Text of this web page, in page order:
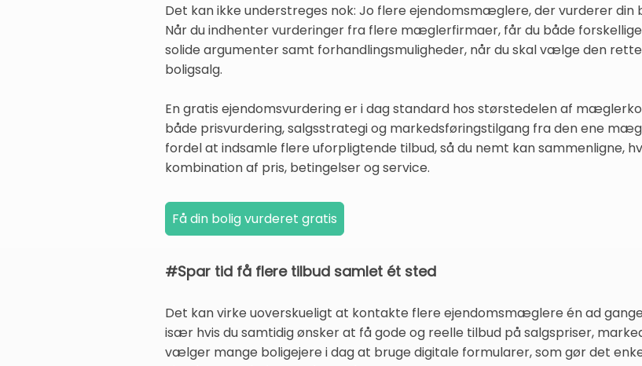
Det kan ikke understreges nok: Jo flere ejendomsmæglere, der vurderer
Når du indhenter vurderinger fra flere mæglerfirmaer, får du både
solide argumenter samt forhandlingsmuligheder, når du skal vælge den
boligsalg.
En gratis ejendomsvurdering er i dag standard hos størstedelen af
både prisvurdering, salgsstrategi og markedsføringstilgang fra den ene
fordel at indsamle flere uforpligtende tilbud, så du nemt kan sammenligne,
kombination af pris, betingelser og service.
#Spar tid få flere tilbud samlet ét sted
Det kan virke uoverskueligt at kontakte flere ejendomsmæglere én ad
især hvis du samtidig ønsker at få gode og reelle tilbud på salgspriser,
vælger mange boligejere i dag at bruge digitale formularer, som gør det